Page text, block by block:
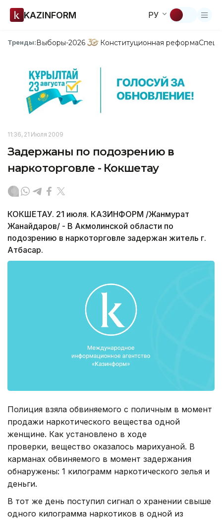
KAZINFORM РУ
Тренды:Выборы-2026 Конституционная реформа
11:36, 21 Июля 2009
Задержаны по подозрению в
наркоторговле - Кокшетау
КОКШЕТАУ. 21 июля. КАЗИНФОРМ /Жанмурат
Жанайдаров/ - В Акмолинской области по
подозрению в наркоторговле задержан житель г.
Атбасар.
Полиция взяла обвиняемого с поличным в момент
продажи наркотического вещества одной
женщине. Как установлено в ходе
проверки, вещество оказалось марихуаной. В
карманах обвиняемого в момент задержания
обнаружены: 1 килограмм наркотического зелья и
деньги.
В тот же день поступил сигнал о хранении свыше
одного килограмма наркотиков в одной из